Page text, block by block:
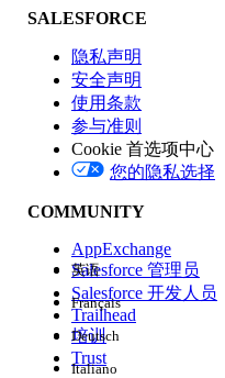
功能影响
版本
体验
SALESFORCE
隐私声明
安全声明
使用条款
参与准则
Cookie 首选项中心
您的隐私选择
COMMUNITY
AppExchange
Salesforce 管理员
Salesforce 开发人员
Trailhead
培训
Trust
英语
Français
Deutsch
Italiano